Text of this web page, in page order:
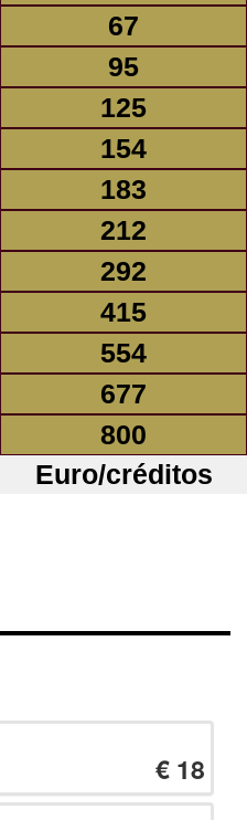
67
95
125
154
183
212
292
415
554
677
800
Euro/créditos
€ 18